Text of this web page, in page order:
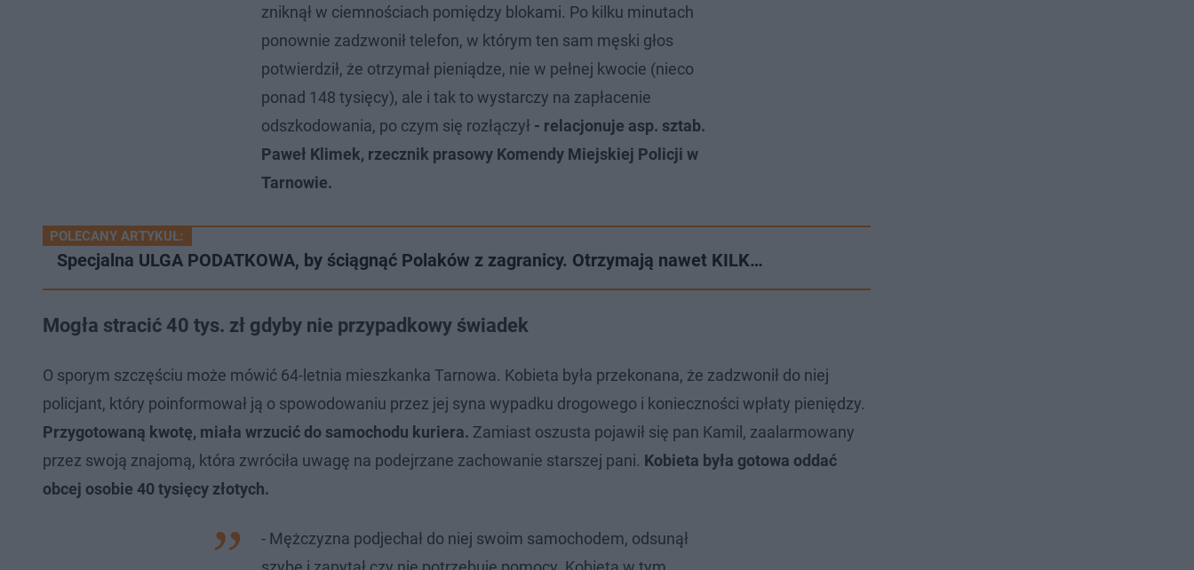
zniknął w ciemnościach pomiędzy blokami. Po kilku minutach
ponownie zadzwonił telefon, w którym ten sam męski głos
potwierdził, że otrzymał pieniądze, nie w pełnej kwocie (nieco
ponad 148 tysięcy), ale i tak to wystarczy na zapłacenie
odszkodowania, po czym się rozłączył - relacjonuje asp. sztab.
Paweł Klimek, rzecznik prasowy Komendy Miejskiej Policji w
Tarnowie.
POLECANY ARTYKUŁ:
Specjalna ULGA PODATKOWA, by ściągnąć Polaków z zagranicy. Otrzymają nawet KILK…
Mogła stracić 40 tys. zł gdyby nie przypadkowy świadek
O sporym szczęściu może mówić 64-letnia mieszkanka Tarnowa. Kobieta była przekonana, że zadzwonił do niej
policjant, który poinformował ją o spowodowaniu przez jej syna wypadku drogowego i konieczności wpłaty pieniędzy.
Przygotowaną kwotę, miała wrzucić do samochodu kuriera. Zamiast oszusta pojawił się pan Kamil, zaalarmowany
przez swoją znajomą, która zwróciła uwagę na podejrzane zachowanie starszej pani. Kobieta była gotowa oddać
obcej osobie 40 tysięcy złotych.
- Mężczyzna podjechał do niej swoim samochodem, odsunął